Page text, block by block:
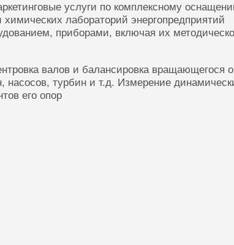
услуги по комплексному
химических лабораторий энергопредприятий
приборами, включая их
валов и балансировка вращающегося
насосов, турбин и т.д. Измерение
его опор